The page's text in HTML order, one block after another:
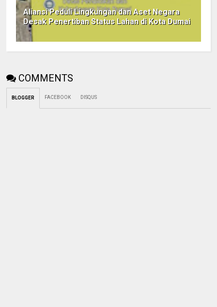
Aliansi Peduli Lingkungan dan Aset Negara
Desak Penertiban Status Lahan di Kota Dumai
COMMENTS
BLOGGER FACEBOOK DISQUS